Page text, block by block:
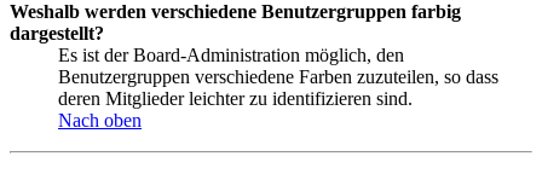
Weshalb werden verschiedene Benutzergruppen farbig
dargestellt?
Es ist der Board-Administration möglich, den
Benutzergruppen verschiedene Farben zuzuteilen, so dass
deren Mitglieder leichter zu identifizieren sind.
Nach oben